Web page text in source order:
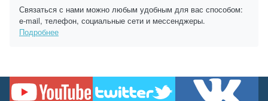
Связаться с нами можно любым удобным для вас способом:
e-mail, телефон, социальные сети и мессенджеры.
Подробнее